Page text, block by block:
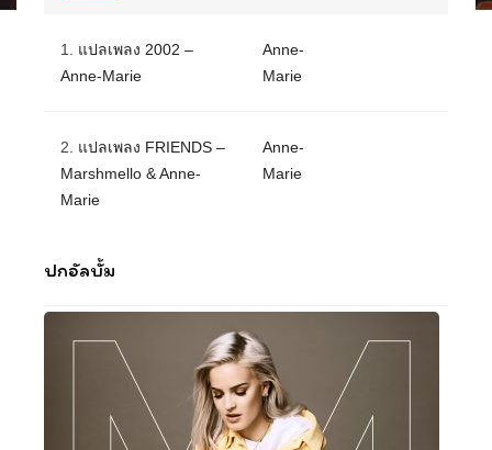
1. แปลเพลง 2002 –
Anne-Marie
Anne-
Marie
2. แปลเพลง FRIENDS –
Marshmello & Anne-
Marie
Anne-
Marie
ปกอัลบั้ม